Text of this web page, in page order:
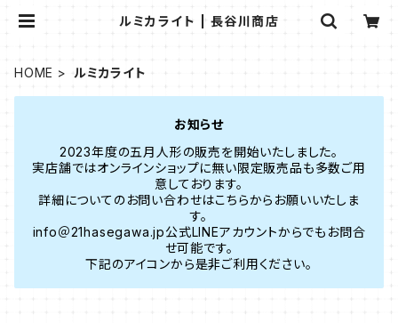
ルミカライト | 長谷川商店
HOME ルミカライト
お知らせ
2023年度の五月人形の販売を開始いたしました。
実店舗ではオンラインショップに無い限定販売品も多数ご用
意しております。
詳細についてのお問い合わせはこちらからお願いいたしま
す。
info＠21hasegawa.jp公式LINEアカウントからでもお問合
せ可能です。
下記のアイコンから是非ご利用ください。